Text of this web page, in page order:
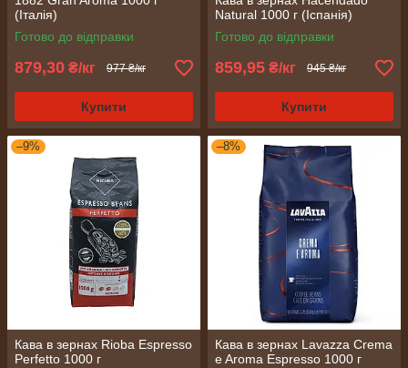
(Італія)
Готово до відправки
879,30 ₴/кг 977 ₴/кг
Купити
Natural 1000 г (Іспанія)
Готово до відправки
859,95 ₴/кг 945 ₴/кг
Купити
–9%
Кава в зернах Rioba Espresso
Perfetto 1000 г
–8%
Кава в зернах Lavazza Crema
e Aroma Espresso 1000 г